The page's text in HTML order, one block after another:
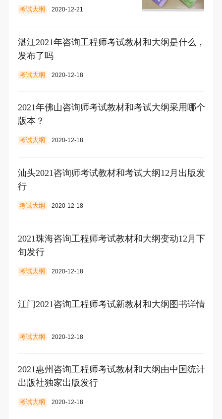
考试大纲 2020-12-21
湛江2021年咨询工程师考试教材和大纲是什么，
发布了吗
考试大纲 2020-12-18
2021年佛山咨询师考试教材和考试大纲采用哪个
版本？
考试大纲 2020-12-18
汕头2021咨询师考试教材和考试大纲12月出版发
行
考试大纲 2020-12-18
2021珠海咨询工程师考试教材和大纲变动12月下
旬发行
考试大纲 2020-12-18
江门2021咨询工程师考试新教材和大纲图书详情
考试大纲 2020-12-18
2021惠州咨询工程师考试教材和大纲由中国统计
出版社独家出版发行
考试大纲 2020-12-18